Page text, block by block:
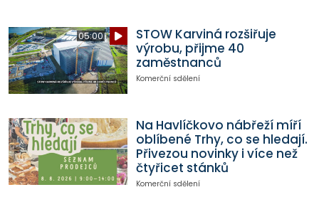
05:00
STOW Karviná rozšiřuje
výrobu, přijme 40
zaměstnanců
Komerční sdělení
Na Havlíčkovo nábřeží míří
oblíbené Trhy, co se hledají.
Přivezou novinky i více než
čtyřicet stánků
Komerční sdělení